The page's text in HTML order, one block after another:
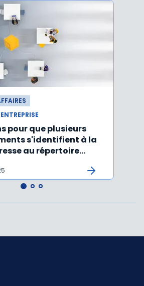
pour que plusieurs
s'identifient à la
au répertoire